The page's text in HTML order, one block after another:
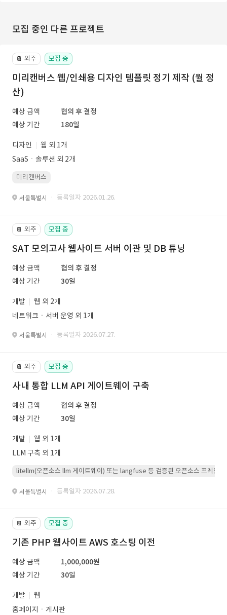
모집 중인 다른 프로젝트
📔 외주 모집 중
미리캔버스 웹/인쇄용 디자인 템플릿 정기 제작 (월 정
산)
예상 금액
협의 후 결정
예상 기간
180일
디자인
웹 외 1개
SaaSㆍ솔루션 외 2개
미리캔버스
서울특별시 · 등록일자 2026.01.26.
📔 외주 모집 중
SAT 모의고사 웹사이트 서버 이관 및 DB 튜닝
예상 금액
협의 후 결정
예상 기간
30일
개발
웹 외 2개
네트워크ㆍ서버 운영 외 1개
서울특별시 · 등록일자 2026.07.27.
📔 외주 모집 중
사내 통합 LLM API 게이트웨이 구축
예상 금액
협의 후 결정
예상 기간
30일
개발
웹 외 1개
LLM 구축 외 1개
litellm(오픈소스 llm 게이트웨이) 또는 langfuse 등 검증된 오픈소스 프레임워
서울특별시 · 등록일자 2026.07.28.
📔 외주 모집 중
기존 PHP 웹사이트 AWS 호스팅 이전
예상 금액
1,000,000원
예상 기간
30일
개발
웹
홈페이지ㆍ게시판